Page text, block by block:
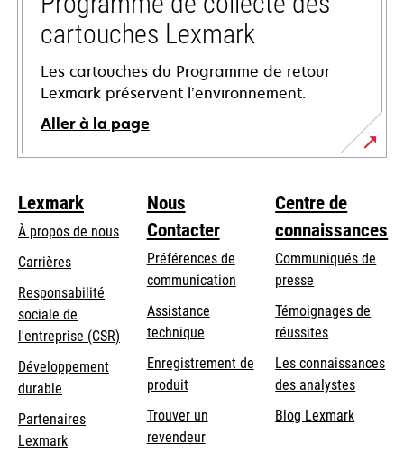
cartouches Lexmark
Les cartouches du Programme de retour
Lexmark préservent l’environnement.
Aller à la page
Lexmark
À propos de nous
Carrières
s’ouvre
dans
un
nouvel
onglet
Responsabilité
sociale de
l'entreprise (CSR) s’ouvre
onglet
Développement
durable
Partenaires
Lexmark
Nous
Contacter
Préférences de
communication
s’ouvre
dans
un
nouvel
onglet
Assistance
techniques’ouvre
un
onglet
Enregistrement de
produit
Trouver un
revendeur
Centre de
connaissances
Communiqués de
presse
Témoignages de
réussites
Les connaissances
des analystes
Blog Lexmark